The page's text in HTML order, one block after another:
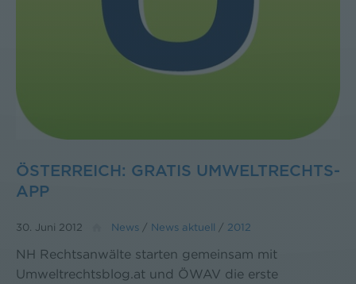
ÖSTERREICH: GRATIS UMWELTRECHTS-
APP
30. Juni 2012 News / News aktuell / 2012
NH Rechtsanwälte starten gemeinsam mit
Umweltrechtsblog.at und ÖWAV die erste